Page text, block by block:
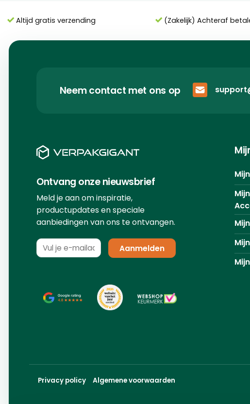
Altijd gratis verzending (Zakelijk) Achteraf
Neem contact met ons op
Ontvang onze nieuwsbrief
Meld je aan om inspiratie,
productupdates en speciale
aanbiedingen van ons te ontvangen.
Mijn
Privacy policy Algemene voorwaarden